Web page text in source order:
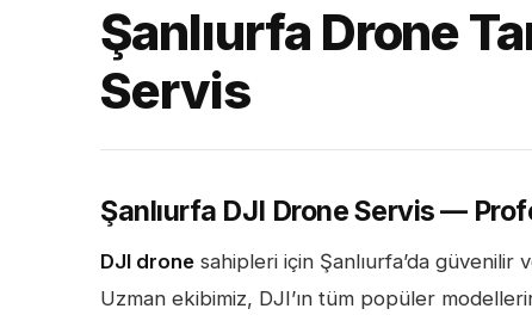
Şanlıurfa Drone
Servis
Şanlıurfa DJI Drone Servis —
DJI drone sahipleri için Şanlıurfa’da
Uzman ekibimiz, DJI’ın tüm popüler